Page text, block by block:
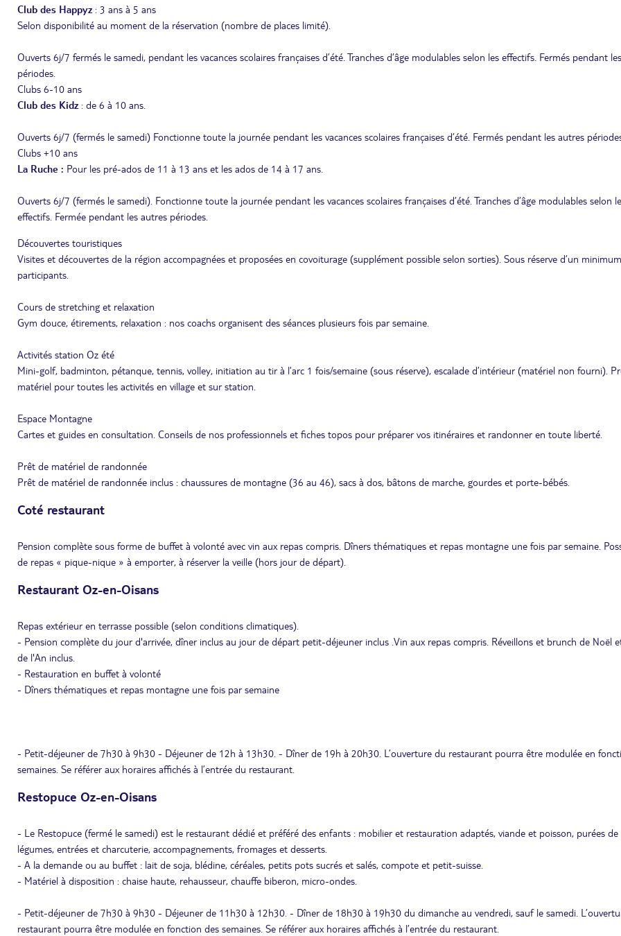
Club des Happyz : 3 ans à 5 ans
Selon disponibilité au moment de la réservation (nombre de places limité).
Ouverts 6j/7 fermés le samedi, pendant les vacances scolaires françaises d’été. Tranches d’âge modulables selon les effectifs. Fermés pendant
périodes.
Clubs 6-10 ans
Club des Kidz : de 6 à 10 ans.
Ouverts 6j/7 (fermés le samedi) Fonctionne toute la journée pendant les vacances scolaires françaises d’été. Fermés pendant les autres
Clubs +10 ans
La Ruche : Pour les pré-ados de 11 à 13 ans et les ados de 14 à 17 ans.
Ouverts 6j/7 (fermés le samedi). Fonctionne toute la journée pendant les vacances scolaires françaises d’été. Tranches d’âge modulables selon
effectifs. Fermée pendant les autres périodes.
Découvertes touristiques
Visites et découvertes de la région accompagnées et proposées en covoiturage (supplément possible selon sorties). Sous réserve d’un
participants.
Cours de stretching et relaxation
Gym douce, étirements, relaxation : nos coachs organisent des séances plusieurs fois par semaine.
Activités station Oz été
Mini-golf, badminton, pétanque, tennis, volley, initiation au tir à l’arc 1 fois/semaine (sous réserve), escalade d’intérieur (matériel non fourni).
matériel pour toutes les activités en village et sur station.
Espace Montagne
Cartes et guides en consultation. Conseils de nos professionnels et fiches topos pour préparer vos itinéraires et randonner en toute liberté.
Prêt de matériel de randonnée
Prêt de matériel de randonnée inclus : chaussures de montagne (36 au 46), sacs à dos, bâtons de marche, gourdes et porte-bébés.
Coté restaurant
Pension complète sous forme de buffet à volonté avec vin aux repas compris. Dîners thématiques et repas montagne une fois par semaine.
de repas « pique-nique » à emporter, à réserver la veille (hors jour de départ).
Restaurant Oz-en-Oisans
Repas extérieur en terrasse possible (selon conditions climatiques).
- Pension complète du jour d'arrivée, dîner inclus au jour de départ petit-déjeuner inclus .Vin aux repas compris. Réveillons et brunch de Noël
de l'An inclus.
- Restauration en buffet à volonté
- Dîners thématiques et repas montagne une fois par semaine
- Petit-déjeuner de 7h30 à 9h30 - Déjeuner de 12h à 13h30. - Dîner de 19h à 20h30. L’ouverture du restaurant pourra être modulée en
semaines. Se référer aux horaires affichés à l’entrée du restaurant.
Restopuce Oz-en-Oisans
- Le Restopuce (fermé le samedi) est le restaurant dédié et préféré des enfants : mobilier et restauration adaptés, viande et poisson, purées de
légumes, entrées et charcuterie, accompagnements, fromages et desserts.
- A la demande ou au buffet : lait de soja, blédine, céréales, petits pots sucrés et salés, compote et petit-suisse.
- Matériel à disposition : chaise haute, rehausseur, chauffe biberon, micro-ondes.
- Petit-déjeuner de 7h30 à 9h30 - Déjeuner de 11h30 à 12h30. - Dîner de 18h30 à 19h30 du dimanche au vendredi, sauf le samedi.
restaurant pourra être modulée en fonction des semaines. Se référer aux horaires affichés à l’entrée du restaurant.